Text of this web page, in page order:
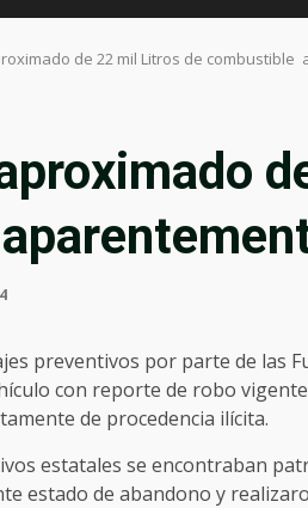
de 22 mil Litros de
preventivos por parte de las
con reporte de robo
de procedencia ilícita.
estatales se encontraban
estado de abandono y